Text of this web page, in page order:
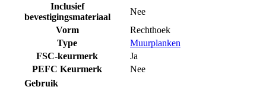
Inclusief
bevestigingsmateriaal
Nee
Vorm
Rechthoek
Type
Muurplanken
FSC-keurmerk
Ja
PEFC Keurmerk
Nee
Gebruik